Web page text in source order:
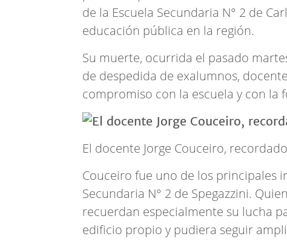
de la Escuela Secundaria N° 2 de
educación pública en la región.
Su muerte, ocurrida el pasado
de despedida de exalumnos,
compromiso con la escuela y con la
El docente Jorge Couceiro,
Couceiro fue uno de los principales
Secundaria N° 2 de Spegazzini.
recuerdan especialmente su lucha
edificio propio y pudiera seguir